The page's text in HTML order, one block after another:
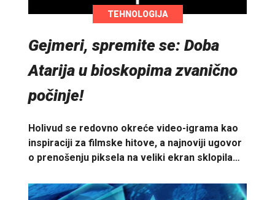
TEHNOLOGIJA
Gejmeri, spremite se: Doba
Atarija u bioskopima zvanično
počinje!
Holivud se redovno okreće video-igrama kao
inspiraciji za filmske hitove, a najnoviji ugovor
o prenošenju piksela na veliki ekran sklopila…